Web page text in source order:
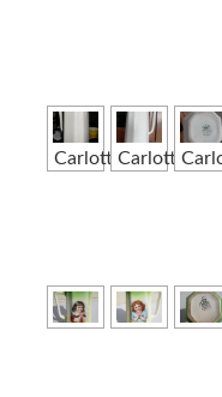
CarlottaCarlotta